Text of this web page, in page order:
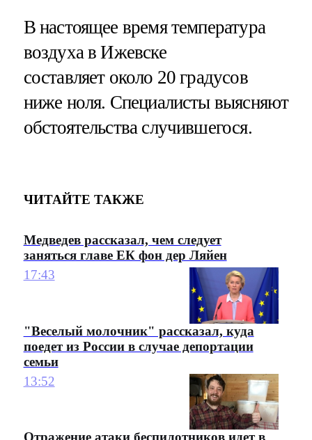
В настоящее время температура
воздуха в Ижевске
составляет около 20 градусов
ниже ноля. Специалисты выясняют
обстоятельства случившегося.
ЧИТАЙТЕ ТАКЖЕ
Медведев рассказал, чем следует
заняться главе ЕК фон дер Ляйен
17:43
"Веселый молочник" рассказал, куда
поедет из России в случае депортации
семьи
13:52
Отражение атаки беспилотников идет в